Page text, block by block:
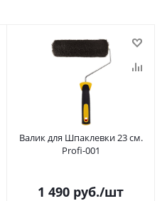
Валик для Шпаклевки 23 см.
Profi-001
1 490 руб./шт